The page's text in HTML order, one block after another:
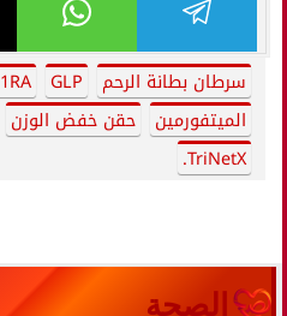
سرطان بطانة الرحم GLP
1RA
الميتفورمين
حقن خفض الوزن
TriNetX.
الصحة